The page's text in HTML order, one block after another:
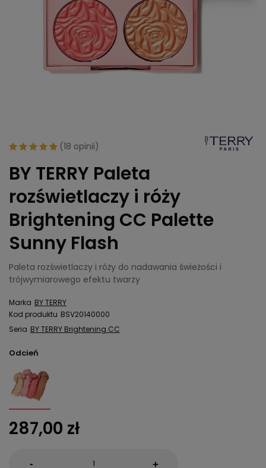
(18 opinii)
BY TERRY Paleta
rozświetlaczy i róży
Brightening CC Palette
Sunny Flash
Paleta rozświetlaczy i róży do nadawania świeżości i
trójwymiarowego efektu twarzy
Marka BY TERRY
Kod produktu BSV20140000
Seria BY TERRY Brightening CC
Odcień
287,00 zł
- +